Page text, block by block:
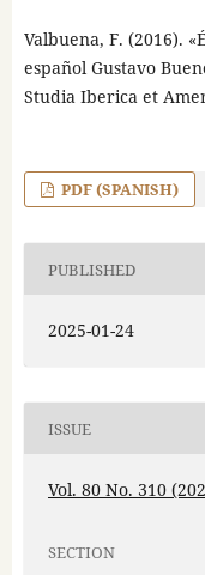
Valbuena, F. (2016).
español Gustavo
Studia Iberica et
PDF (SPANISH)
PUBLISHED
2025-01-24
ISSUE
Vol. 80 No. 310
SECTION